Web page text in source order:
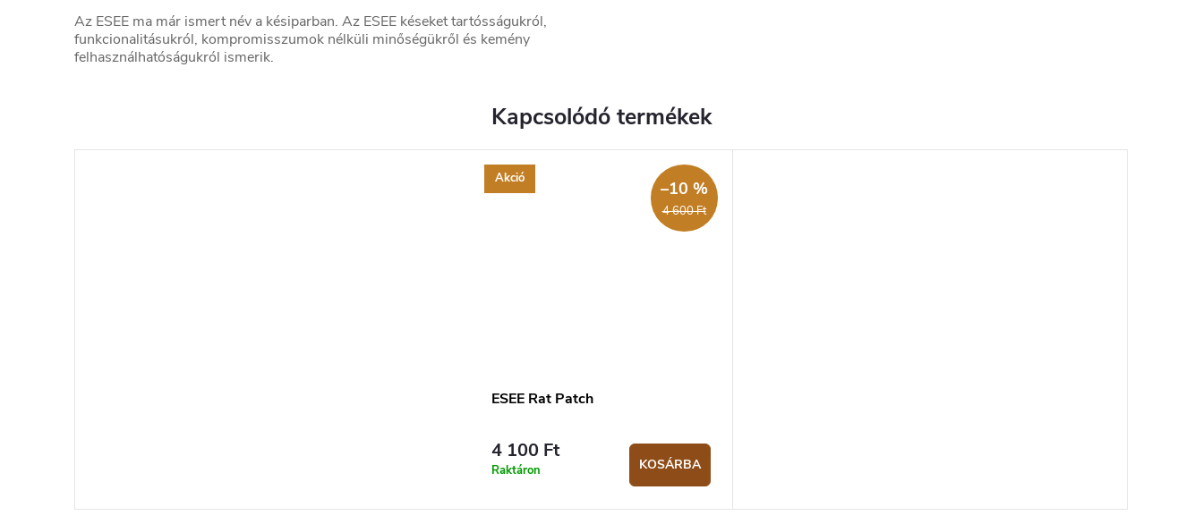
Az ESEE ma már ismert név a késiparban. Az ESEE késeket tartósságukról,
funkcionalitásukról, kompromisszumok nélküli minőségükről és kemény
felhasználhatóságukról ismerik.
Kapcsolódó termékek
Akció
4 600 Ft
–10 %
ESEE Rat Patch
4 100 Ft
Raktáron KOSÁRBA